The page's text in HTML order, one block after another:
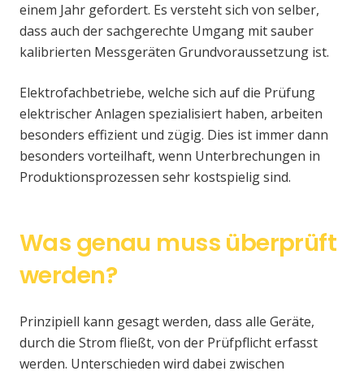
einem Jahr gefordert. Es versteht sich von selber,
dass auch der sachgerechte Umgang mit sauber
kalibrierten Messgeräten Grundvoraussetzung ist.
Elektrofachbetriebe, welche sich auf die Prüfung
elektrischer Anlagen spezialisiert haben, arbeiten
besonders effizient und zügig. Dies ist immer dann
besonders vorteilhaft, wenn Unterbrechungen in
Produktionsprozessen sehr kostspielig sind.
Was genau muss überprüft
werden?
Prinzipiell kann gesagt werden, dass alle Geräte,
durch die Strom fließt, von der Prüfpflicht erfasst
werden. Unterschieden wird dabei zwischen